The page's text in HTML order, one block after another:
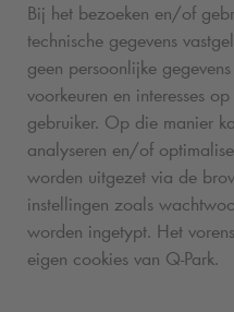
Bij het bezoeken en/of
technische gegevens
geen persoonlijke
voorkeuren en interesses
gebruiker. Op die manier
analyseren en/of
worden uitgezet via de
instellingen zoals
worden ingetypt. Het
eigen cookies van Q-Park.